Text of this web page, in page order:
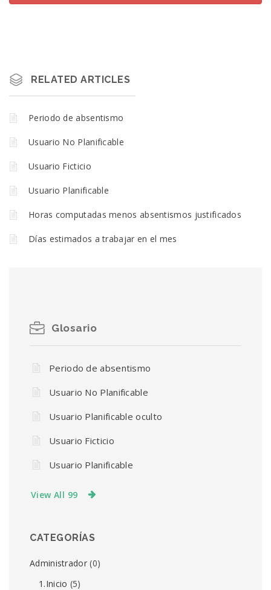
RELATED ARTICLES
Periodo de absentismo
Usuario No Planificable
Usuario Ficticio
Usuario Planificable
Horas computadas menos absentismos justificados
Días estimados a trabajar en el mes
Glosario
Periodo de absentismo
Usuario No Planificable
Usuario Planificable oculto
Usuario Ficticio
Usuario Planificable
View All 99
CATEGORÍAS
Administrador(0)
1.Inicio (5)